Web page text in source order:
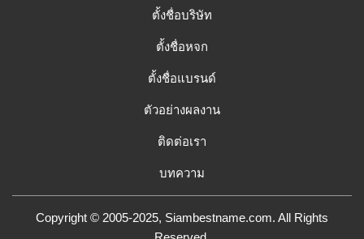
ตั้งชื่อบริษัท
ตั้งชื่อหจก
ตั้งชื่อแบรนด์
ตัวอย่างผลงาน
ติดต่อเรา
บทความ
Copyright © 2005-2025, Siambestname.com. All Rights